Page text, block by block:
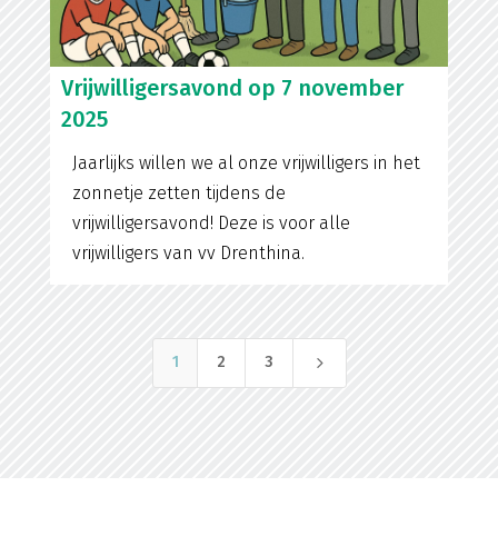
Vrijwilligersavond op 7 november
2025
Jaarlijks willen we al onze vrijwilligers in het
zonnetje zetten tijdens de
vrijwilligersavond! Deze is voor alle
vrijwilligers van vv Drenthina.
1 2 3 5